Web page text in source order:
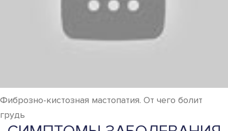
Фиброзно-кистозная мастопатия. От чего болит
грудь